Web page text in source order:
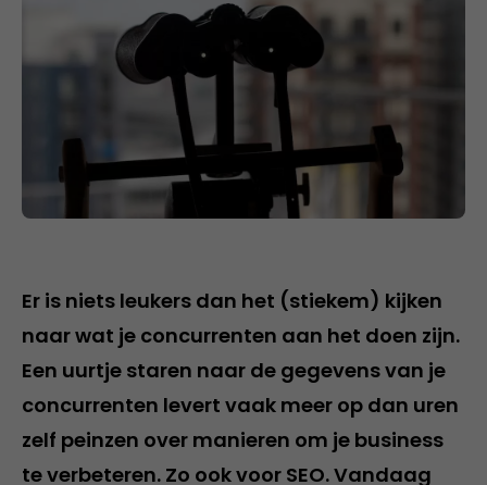
Er is niets leukers dan het (stiekem) kijken
naar wat je concurrenten aan het doen zijn.
Een uurtje staren naar de gegevens van je
concurrenten levert vaak meer op dan uren
zelf peinzen over manieren om je business
te verbeteren. Zo ook voor SEO. Vandaag